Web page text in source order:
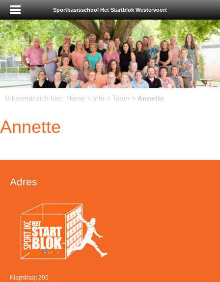
Sportbasisschool Het Startblok Westervoort
U bevindt zich hier: Home > Info > Team > Annette
Annette
Adres
Klapstraat 205